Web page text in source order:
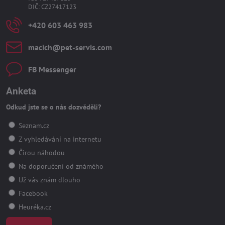
DIČ: CZ27417123
+420 603 463 983
macich​@pet-servis​.com
FB Messenger
Anketa
Odkud jste se o nás dozvěděli?
Seznam.cz
Z vyhledávání na internetu
Čirou náhodou
Na doporučení od známého
Už vás znám dlouho
Facebook
Heuréka.cz